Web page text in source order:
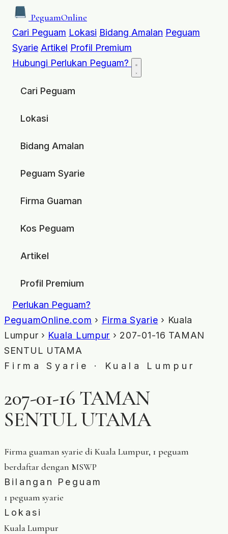
PeguamOnline
Cari Peguam Lokasi Bidang Amalan Peguam
Syarie Artikel Profil Premium
Hubungi Perlukan Peguam?
Cari Peguam
Lokasi
Bidang Amalan
Peguam Syarie
Firma Guaman
Kos Peguam
Artikel
Profil Premium
Perlukan Peguam?
PeguamOnline.com › Firma Syarie › Kuala
Lumpur › Kuala Lumpur › 207-01-16 TAMAN
SENTUL UTAMA
Firma Syarie · Kuala Lumpur
207-01-16 TAMAN
SENTUL UTAMA
Firma guaman syarie di Kuala Lumpur, 1 peguam
berdaftar dengan MSWP
Bilangan Peguam
1 peguam syarie
Lokasi
Kuala Lumpur